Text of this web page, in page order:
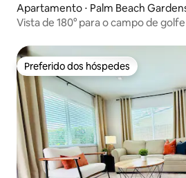
Apartamento ⋅ Palm Beach
Vista de 180° para o campo de
Preferido dos hóspedes
Preferido dos hóspedes